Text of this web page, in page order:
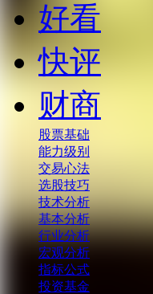
好看
快评
财商
股票基础
能力级别
交易心法
选股技巧
技术分析
基本分析
行业分析
宏观分析
指标公式
投资基金